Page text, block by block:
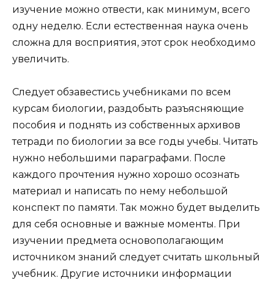
изучение можно отвести, как минимум, всего
одну неделю. Если естественная наука очень
сложна для восприятия, этот срок необходимо
увеличить.
Следует обзавестись учебниками по всем
курсам биологии, раздобыть разъясняющие
пособия и поднять из собственных архивов
тетради по биологии за все годы учебы. Читать
нужно небольшими параграфами. После
каждого прочтения нужно хорошо осознать
материал и написать по нему небольшой
конспект по памяти. Так можно будет выделить
для себя основные и важные моменты. При
изучении предмета основополагающим
источником знаний следует считать школьный
учебник. Другие источники информации